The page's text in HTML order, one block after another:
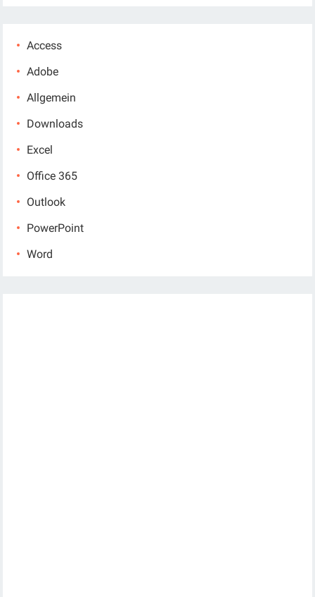
Access
Adobe
Allgemein
Downloads
Excel
Office 365
Outlook
PowerPoint
Word